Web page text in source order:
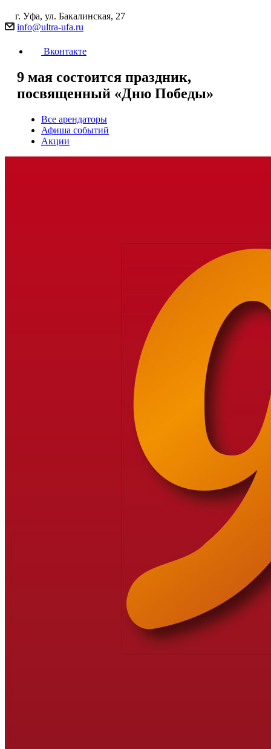
г. Уфа, ул. Бакалинская, 27
info@ultra-ufa.ru
Вконтакте
9 мая состоится праздник,
посвященный «Дню Победы»
Все арендаторы
Афиша событий
Акции